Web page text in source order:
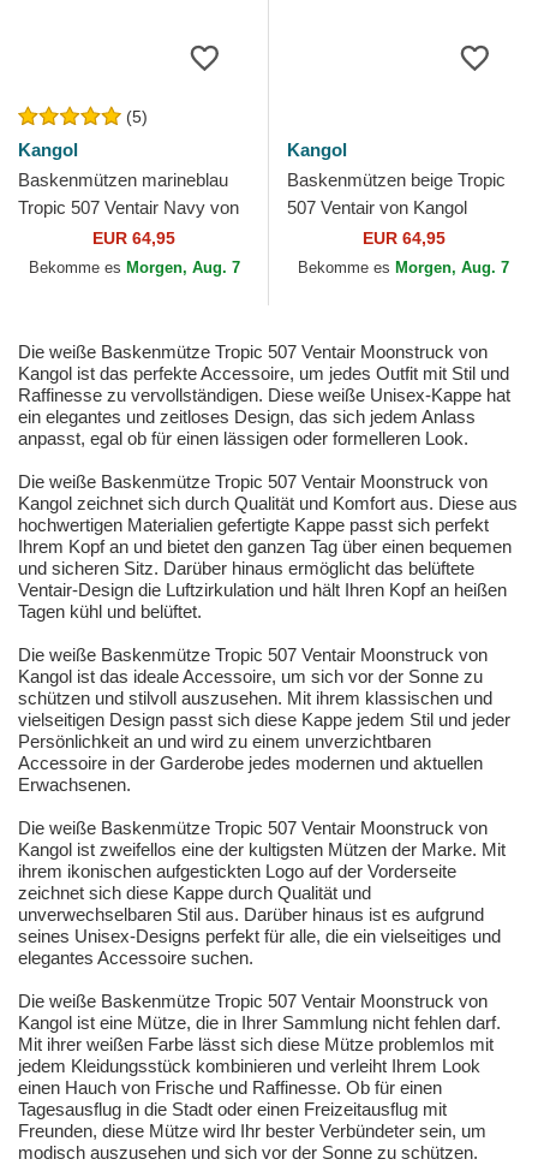
(5)
Kangol
Baskenmützen marineblau
Tropic 507 Ventair Navy von
EUR 64,95
Bekomme es Morgen, Aug. 7
Kangol
Baskenmützen beige Tropic
507 Ventair von Kangol
EUR 64,95
Bekomme es Morgen, Aug. 7
Die weiße Baskenmütze Tropic 507 Ventair Moonstruck von
Kangol ist das perfekte Accessoire, um jedes Outfit mit Stil und
Raffinesse zu vervollständigen. Diese weiße Unisex-Kappe hat
ein elegantes und zeitloses Design, das sich jedem Anlass
anpasst, egal ob für einen lässigen oder formelleren Look.
Die weiße Baskenmütze Tropic 507 Ventair Moonstruck von
Kangol zeichnet sich durch Qualität und Komfort aus. Diese aus
hochwertigen Materialien gefertigte Kappe passt sich perfekt
Ihrem Kopf an und bietet den ganzen Tag über einen bequemen
und sicheren Sitz. Darüber hinaus ermöglicht das belüftete
Ventair-Design die Luftzirkulation und hält Ihren Kopf an heißen
Tagen kühl und belüftet.
Die weiße Baskenmütze Tropic 507 Ventair Moonstruck von
Kangol ist das ideale Accessoire, um sich vor der Sonne zu
schützen und stilvoll auszusehen. Mit ihrem klassischen und
vielseitigen Design passt sich diese Kappe jedem Stil und jeder
Persönlichkeit an und wird zu einem unverzichtbaren
Accessoire in der Garderobe jedes modernen und aktuellen
Erwachsenen.
Die weiße Baskenmütze Tropic 507 Ventair Moonstruck von
Kangol ist zweifellos eine der kultigsten Mützen der Marke. Mit
ihrem ikonischen aufgestickten Logo auf der Vorderseite
zeichnet sich diese Kappe durch Qualität und
unverwechselbaren Stil aus. Darüber hinaus ist es aufgrund
seines Unisex-Designs perfekt für alle, die ein vielseitiges und
elegantes Accessoire suchen.
Die weiße Baskenmütze Tropic 507 Ventair Moonstruck von
Kangol ist eine Mütze, die in Ihrer Sammlung nicht fehlen darf.
Mit ihrer weißen Farbe lässt sich diese Mütze problemlos mit
jedem Kleidungsstück kombinieren und verleiht Ihrem Look
einen Hauch von Frische und Raffinesse. Ob für einen
Tagesausflug in die Stadt oder einen Freizeitausflug mit
Freunden, diese Mütze wird Ihr bester Verbündeter sein, um
modisch auszusehen und sich vor der Sonne zu schützen.